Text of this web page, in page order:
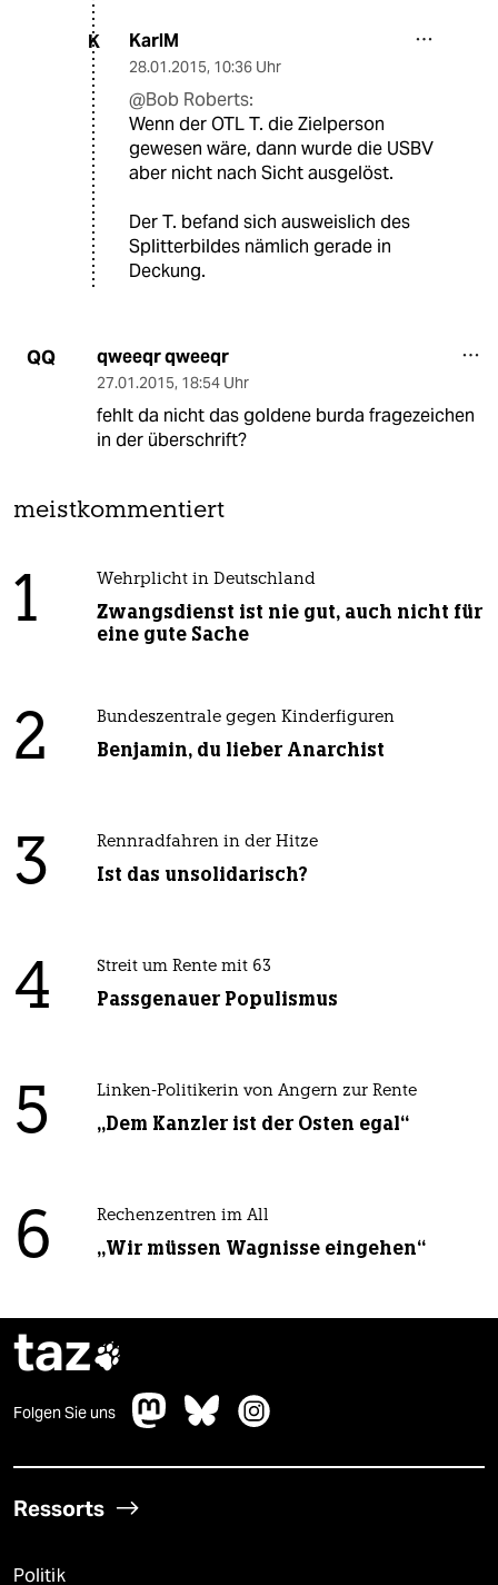
K KarlM
28.01.2015, 10:36 Uhr
@Bob Roberts:
Wenn der OTL T. die Zielperson
gewesen wäre, dann wurde die USBV
aber nicht nach Sicht ausgelöst.
Der T. befand sich ausweislich des
Splitterbildes nämlich gerade in
Deckung.
QQ qweeqr qweeqr
27.01.2015, 18:54 Uhr
fehlt da nicht das goldene burda fragezeichen
in der überschrift?
meistkommentiert
1 Wehrplicht in Deutschland
Zwangsdienst ist nie gut, auch nicht für
eine gute Sache
2 Bundeszentrale gegen Kinderfiguren
Benjamin, du lieber Anarchist
3 Rennradfahren in der Hitze
Ist das unsolidarisch?
4 Streit um Rente mit 63
Passgenauer Populismus
5 Linken-Politikerin von Angern zur Rente
„Dem Kanzler ist der Osten egal“
6 Rechenzentren im All
„Wir müssen Wagnisse eingehen“
taz
Folgen Sie uns
Ressorts
Politik